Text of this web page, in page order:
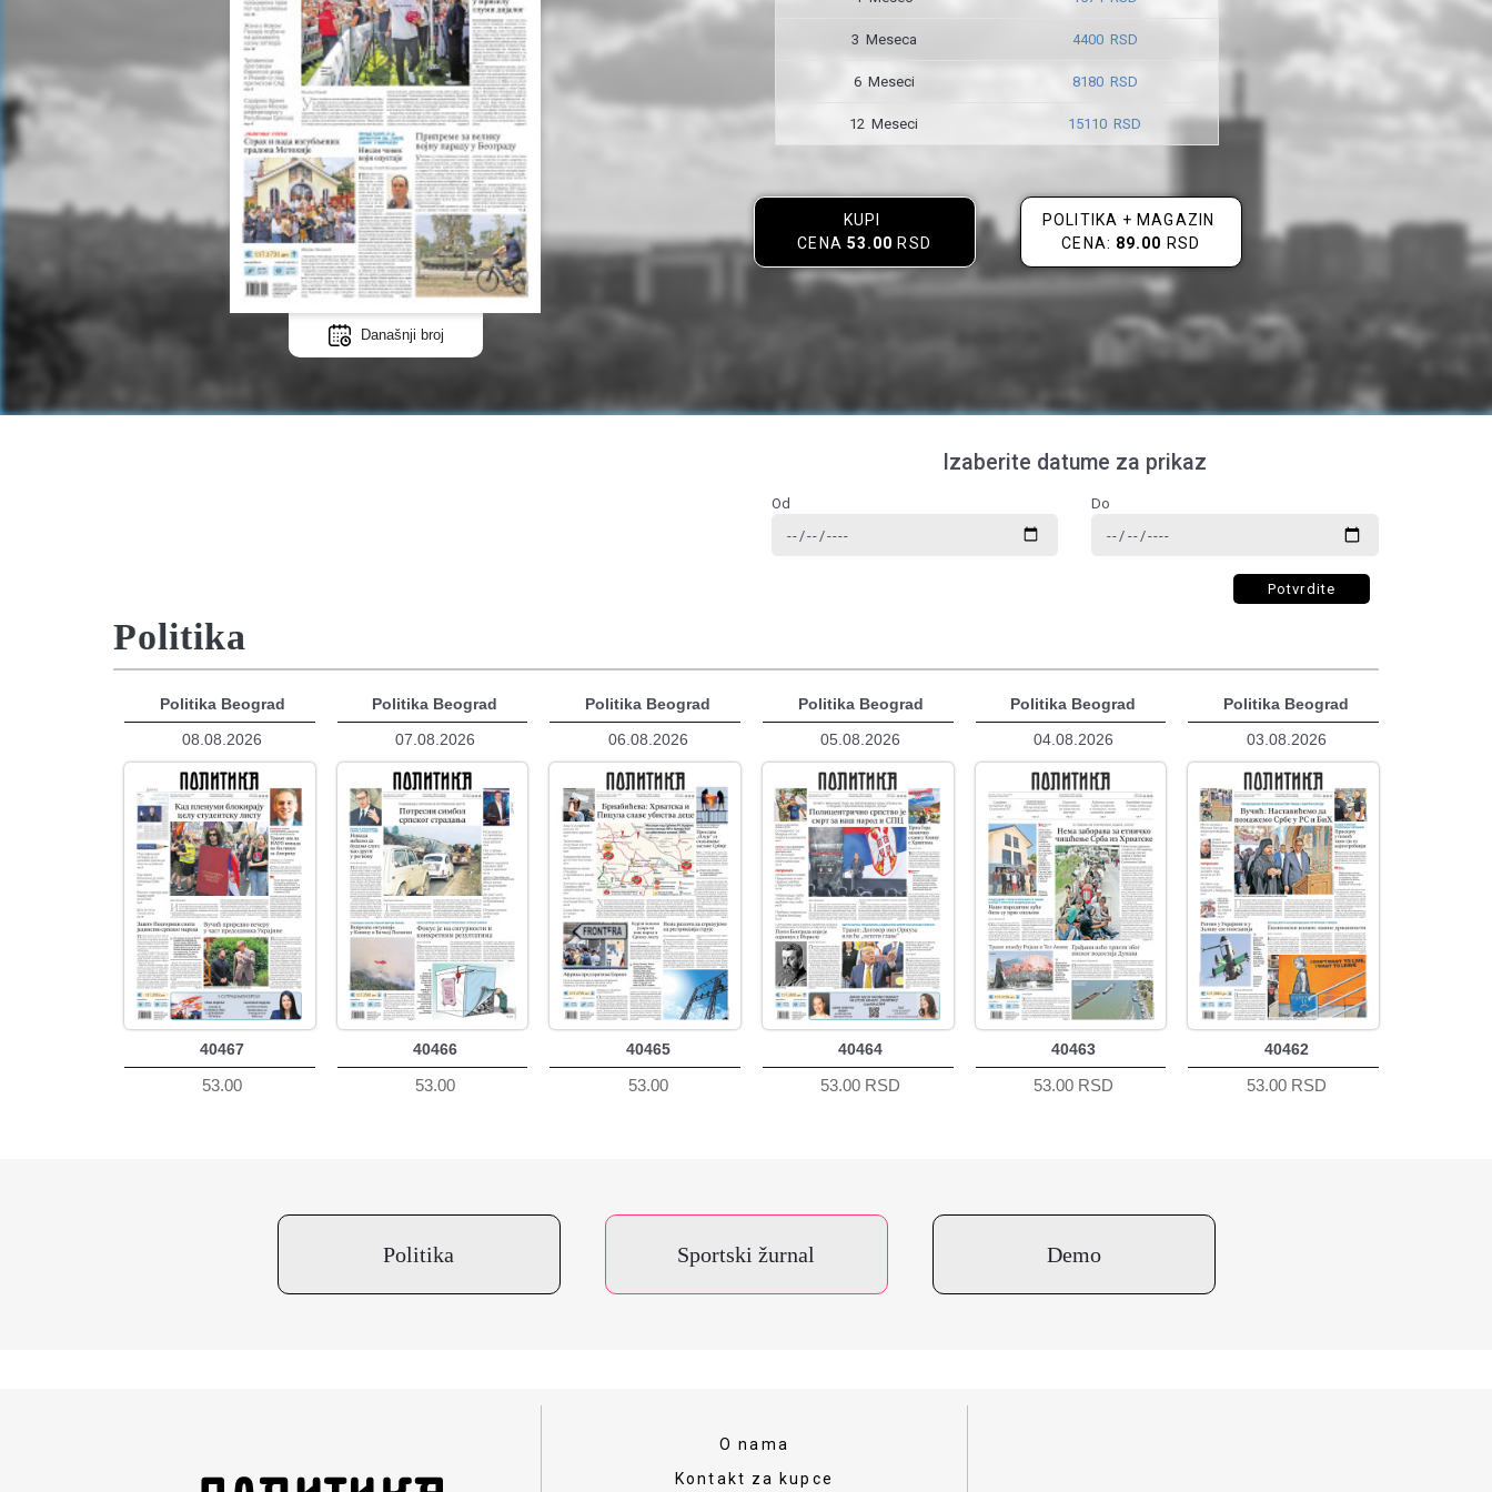
Današnji broj
3 Meseca 4400 RSD
6 Meseci 8180 RSD
12 Meseci 15110 RSD
KUPI
CENA 53.00 RSD
POLITIKA + MAGAZIN
CENA: 89.00 RSD
Izaberite datume za prikaz
Od Do
Potvrdite
Politika
Politika Beograd
08.08.2026
40467
53.00
Politika Beograd
07.08.2026
40466
53.00
Politika Beograd
06.08.2026
40465
53.00
Politika Beograd
05.08.2026
40464
53.00 RSD
Politika Beograd
04.08.2026
40463
53.00 RSD
Politika Beograd
03.08.2026
40462
53.00 RSD
Politika Sportski žurnal Demo
O nama
Kontakt za kupce